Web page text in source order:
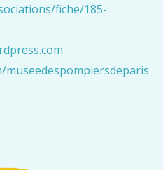
fiche/185-
museedespompiersdeparis